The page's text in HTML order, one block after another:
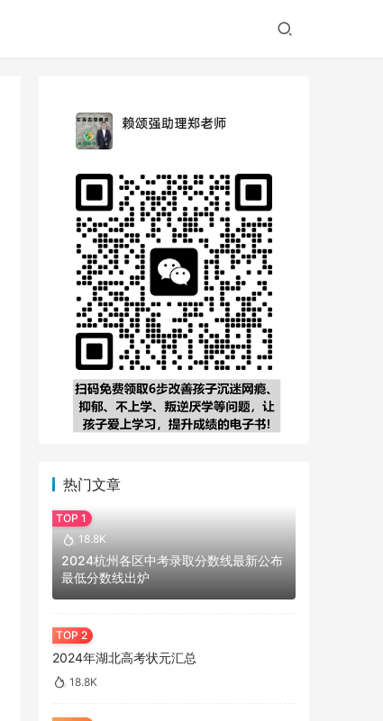
热门文章
18.8K
2024杭州各区中考录取分数线最新公布
最低分数线出炉
2024年湖北高考状元汇总
18.8K